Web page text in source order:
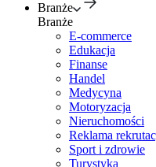
Branże
Branże
E-commerce
Edukacja
Finanse
Handel
Medycyna
Motoryzacja
Nieruchomości
Reklama
Sport i zdrowie
Turystyka